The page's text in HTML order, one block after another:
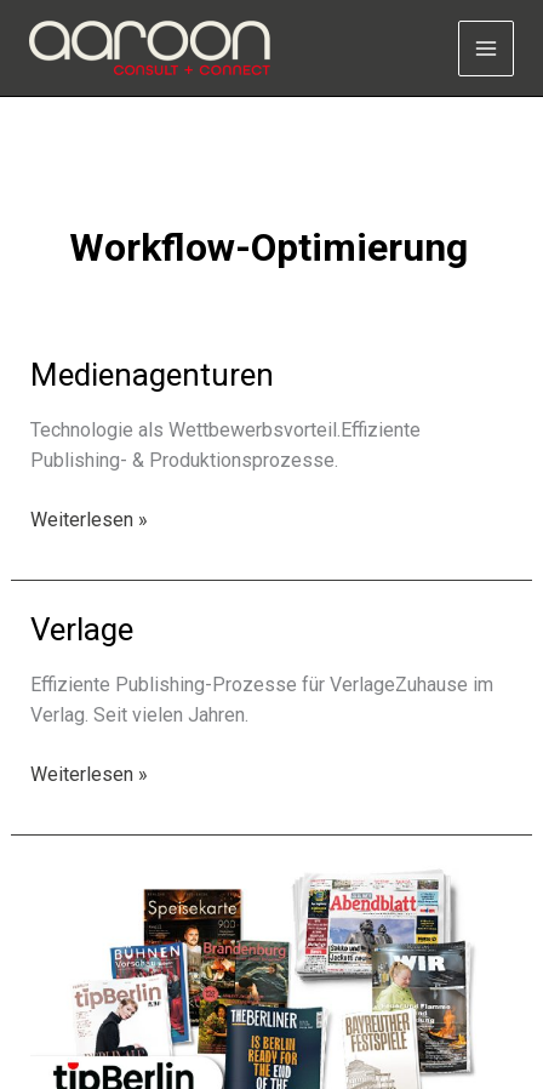
Inhalt
Workflow-Optimierung
Medienagenturen
Technologie als Wettbewerbsvorteil.Effiziente
Publishing- & Produktionsprozesse.
Medienagenturen
Weiterlesen »
Verlage
Effiziente Publishing-Prozesse für VerlageZuhause im
Verlag. Seit vielen Jahren.
Verlage
Weiterlesen »